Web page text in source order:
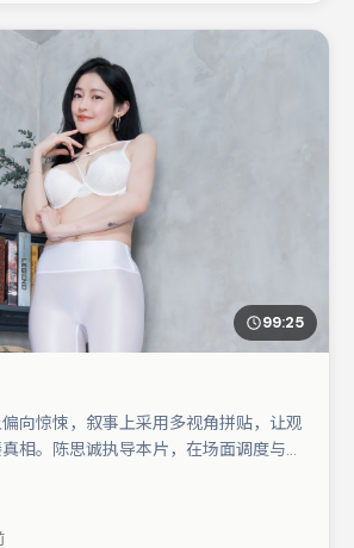
99:25
向惊悚，叙事上采用多视角拼贴，让观
相。陈思诚执导本片，在场面调度与表
咏梅等，角色动机前后呼应，适合喜欢抠
。节奏紧凑、反转有度，值得列入片单。